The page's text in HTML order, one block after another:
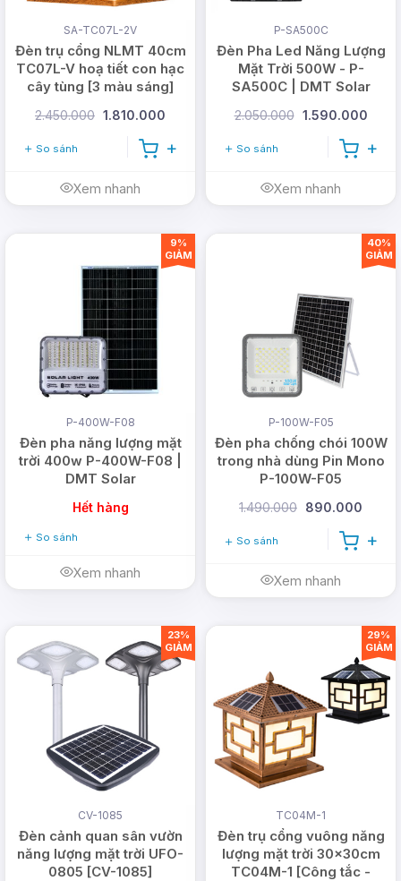
SA-TC07L-2V
Đèn trụ cổng NLMT 40cm
TC07L-V hoạ tiết con hạc
cây tùng [3 màu sáng]
2.450.000 1.810.000
So sánh
Xem nhanh
P-SA500C
Đèn Pha Led Năng Lượng
Mặt Trời 500W - P-
SA500C | DMT Solar
2.050.000 1.590.000
So sánh
Xem nhanh
P-400W-F08
Đèn pha năng lượng mặt
trời 400w P-400W-F08 |
DMT Solar
Hết hàng
So sánh
Xem nhanh
9%
GIẢM
P-100W-F05
Đèn pha chống chói 100W
trong nhà dùng Pin Mono
P-100W-F05
1.490.000 890.000
So sánh
Xem nhanh
40%
GIẢM
CV-1085
Đèn cảnh quan sân vườn
năng lượng mặt trời UFO-
0805 [CV-1085]
23%
GIẢM
TC04M-1
Đèn trụ cổng vuông năng
lượng mặt trời 30x30cm
TC04M-1 [Công tắc -
29%
GIẢM